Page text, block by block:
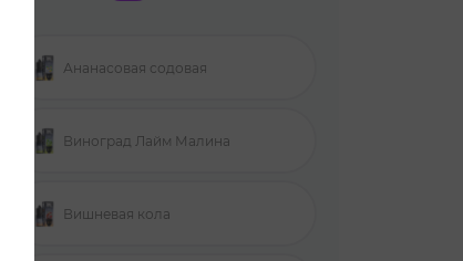
Ананасовая содовая
Виноград Лайм Малина
Вишневая кола